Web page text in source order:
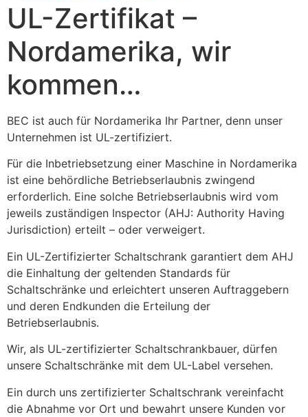
UL-Zertifikat –
Nordamerika, wir
kommen…
BEC ist auch für Nordamerika Ihr Partner, denn unser
Unternehmen ist UL-zertifiziert.
Für die Inbetriebsetzung einer Maschine in Nordamerika
ist eine behördliche Betriebserlaubnis zwingend
erforderlich. Eine solche Betriebserlaubnis wird vom
jeweils zuständigen Inspector (AHJ: Authority Having
Jurisdiction) erteilt – oder verweigert.
Ein UL-Zertifizierter Schaltschrank garantiert dem AHJ
die Einhaltung der geltenden Standards für
Schaltschränke und erleichtert unseren Auftraggebern
und deren Endkunden die Erteilung der
Betriebserlaubnis.
Wir, als UL-zertifizierter Schaltschrankbauer, dürfen
unsere Schaltschränke mit dem UL-Label versehen.
Ein durch uns zertifizierter Schaltschrank vereinfacht
die Abnahme vor Ort und bewahrt unsere Kunden vor